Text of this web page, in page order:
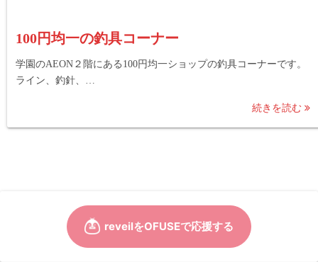
100円均一の釣具コーナー
学園のAEON２階にある100円均一ショップの釣具コーナーです。
ライン、釣針、…
続きを読む